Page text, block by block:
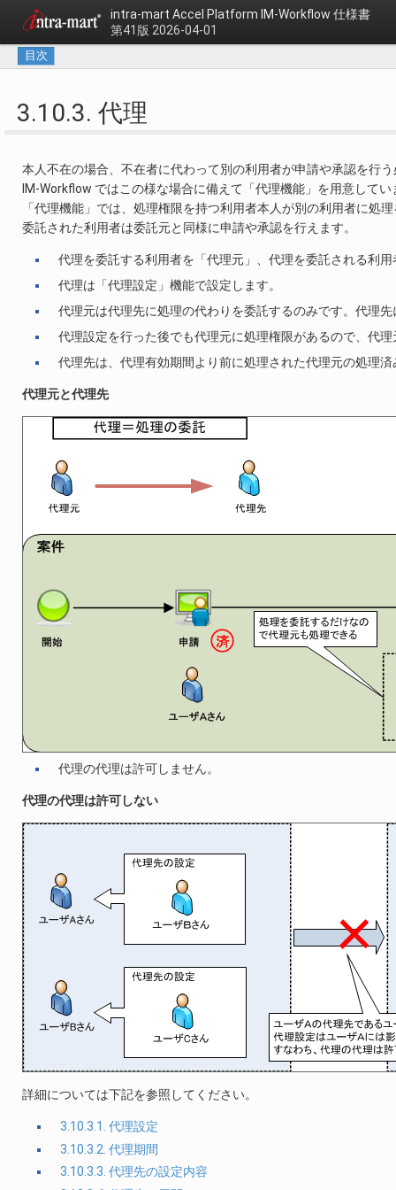
intra-mart Accel Platform IM-Workflow 仕様書
第41版 2026-04-01
目次
3.10.3. 代理
本人不在の場合、不在者に代わって別の利用者が申請や承認を行
IM-Workflow ではこの様な場合に備えて「代理機能」を用意してい
「代理機能」では、処理権限を持つ利用者本人が別の利用者に処
委託された利用者は委託元と同様に申請や承認を行えます。
代理を委託する利用者を「代理元」、代理を委託される利
代理は「代理設定」機能で設定します。
代理元は代理先に処理の代わりを委託するのみです。代理
代理設定を行った後でも代理元に処理権限があるので、代
代理先は、代理有効期間より前に処理された代理元の処理
代理元と代理先
代理の代理は許可しません。
代理の代理は許可しない
詳細については下記を参照してください。
3.10.3.1. 代理設定
3.10.3.2. 代理期間
3.10.3.3. 代理先の設定内容